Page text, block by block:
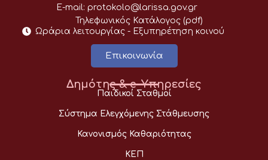
E-mail: protokolo@larissa.gov.gr
Τηλεφωνικός Κατάλογος (pdf)
Ωράρια λειτουργίας - Eξυπηρέτηση κοινού
Επικοινωνία
Δημότης & e-Υπηρεσίες
Παιδικοί Σταθμοί
Σύστημα Ελεγχόμενης Στάθμευσης
Κανονισμός Καθαριότητας
ΚΕΠ